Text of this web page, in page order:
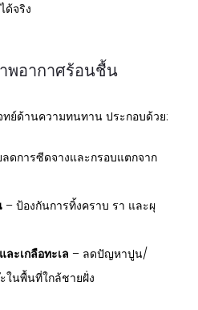
ด้จริง
พอากาศร้อนชื้น
ย์ด้านความทนทาน ประกอบด้วย:
ดการซีดจางและกรอบแตกจาก
– ป้องกันการทิ้งคราบ รา และผุ
ละเกลือทะเล – ลดปัญหาปูน/
ในพื้นที่ใกล้ชายฝั่ง